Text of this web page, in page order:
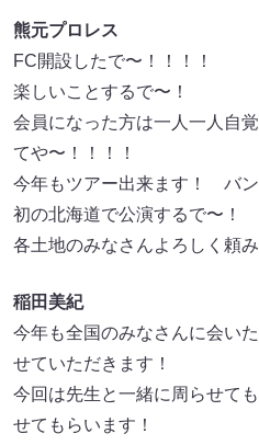
熊元プロレス
FC開設したで〜！！！！
楽しいことするで〜！
会員になった方は一人一人自
てや〜！！！！
今年もツアー出来ます！ バン
初の北海道で公演するで〜！
各土地のみなさんよろしく頼み
稲田美紀
今年も全国のみなさんに会い
せていただきます！
今回は先生と一緒に周らせて
せてもらいます！